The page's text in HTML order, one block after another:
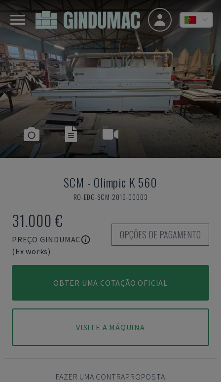
SCM - Olimpic K 560
RO-EDG-SCM-2019-00003
31.000 €
PREÇO GINDUMAC
(Ex works)
OPÇÕES DE PAGAMENTO
OBTER UMA COTAÇÃO OFICIAL
VISITE A MÁQUINA
FAZER UMA CONTRAPROPOSTA